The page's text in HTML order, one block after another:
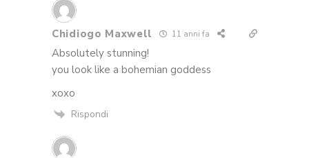
Chidiogo Maxwell 11 anni fa
Absolutely stunning!
you look like a bohemian goddess
xoxo
Rispondi